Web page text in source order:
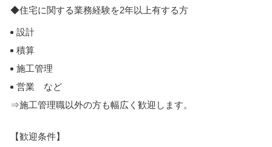
◆住宅に関する業務経験を2年以上有する方
設計
積算
施工管理
営業 など
⇒施工管理職以外の方も幅広く歓迎します。
【歓迎条件】